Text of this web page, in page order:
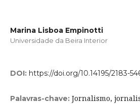
Marina Lisboa Empinotti
Universidade da Beira Interior
DOI: https://doi.org/10.14195/2183-
Palavras-chave: Jornalismo,